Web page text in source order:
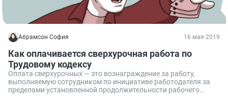
Абрамсон София 16 мая 2019
Как оплачивается сверхурочная работа по
Трудовому кодексу
Оплата сверхурочных — это вознаграждение за работу,
выполняемую сотрудником по инициативе работодателя за
пределами установленной продолжительности рабочего